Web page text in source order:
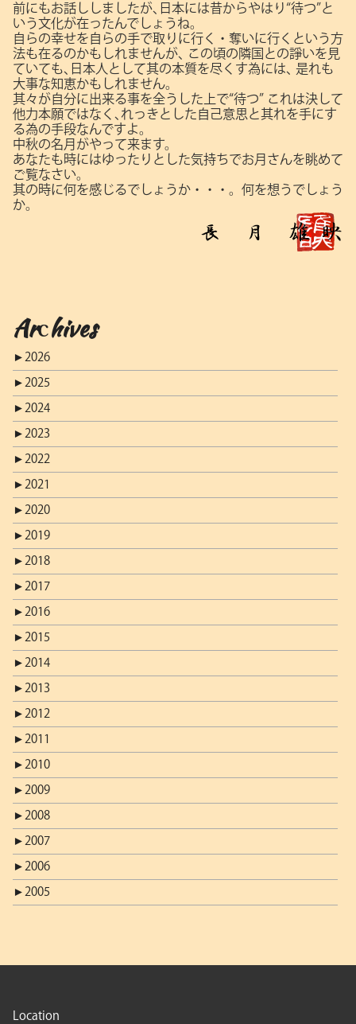
前にもお話ししましたが､日本には昔からやはり“待つ”と
いう文化が在ったんでしょうね。
自らの幸せを自らの手で取りに行く・奪いに行くという方
法も在るのかもしれませんが､
この頃の隣国との諍いを見
ていても､日本人として其の本質を尽くす為には､
是れも
大事な知恵かもしれません。
其々が自分に出来る事を全うした上で“待つ” これは決して
他力本願ではなく､れっきとした自己意思と其れを手にす
る為の手段なんですよ。
中秋の名月がやって来ます。
あなたも時にはゆったりとした気持ちでお月さんを眺めて
ご覧なさい。
其の時に何を感じるでしょうか・・・。何を想うでしょう
か。
Archives
► 2026
► 2025
► 2024
► 2023
► 2022
► 2021
► 2020
► 2019
► 2018
► 2017
► 2016
► 2015
► 2014
► 2013
► 2012
► 2011
► 2010
► 2009
► 2008
► 2007
► 2006
► 2005
Location